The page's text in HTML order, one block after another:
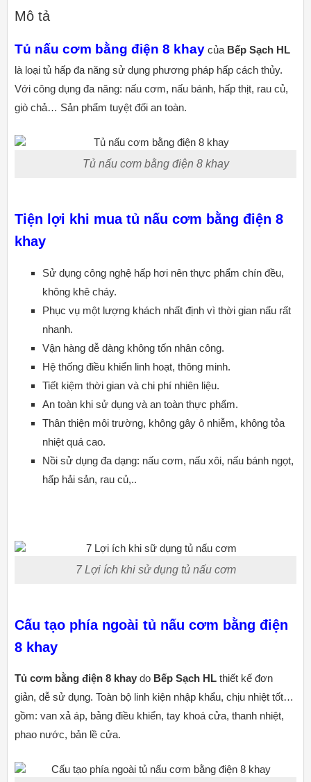
Mô tả
Tủ nấu cơm bằng điện 8 khay của Bếp Sạch HL
là loại tủ hấp đa năng sử dụng phương pháp hấp cách thủy.
Với công dụng đa năng: nấu cơm, nấu bánh, hấp thịt, rau củ,
giò chả… Sản phẩm tuyệt đối an toàn.
Tủ nấu cơm bằng điện 8 khay
Tiện lợi khi mua tủ nấu cơm bằng điện 8
khay
Sử dụng công nghệ hấp hơi nên thực phẩm chín đều,
không khê cháy.
Phục vụ một lượng khách nhất định vì thời gian nấu rất
nhanh.
Vận hàng dễ dàng không tốn nhân công.
Hệ thống điều khiển linh hoạt, thông minh.
Tiết kiệm thời gian và chi phí nhiên liệu.
An toàn khi sử dụng và an toàn thực phẩm.
Thân thiện môi trường, không gây ô nhiễm, không tỏa
nhiệt quá cao.
Nồi sử dụng đa dạng: nấu cơm, nấu xôi, nấu bánh ngọt,
hấp hải sản, rau củ,..
7 Lợi ích khi sử dụng tủ nấu cơm
Cấu tạo phía ngoài tủ nấu cơm bằng điện
8 khay
Tủ cơm bằng điện 8 khay do Bếp Sạch HL thiết kế đơn
giản, dễ sử dụng. Toàn bộ linh kiện nhập khẩu, chịu nhiệt tốt…
gồm: van xả áp, bảng điều khiển, tay khoá cửa, thanh nhiệt,
phao nước, bản lề cửa.